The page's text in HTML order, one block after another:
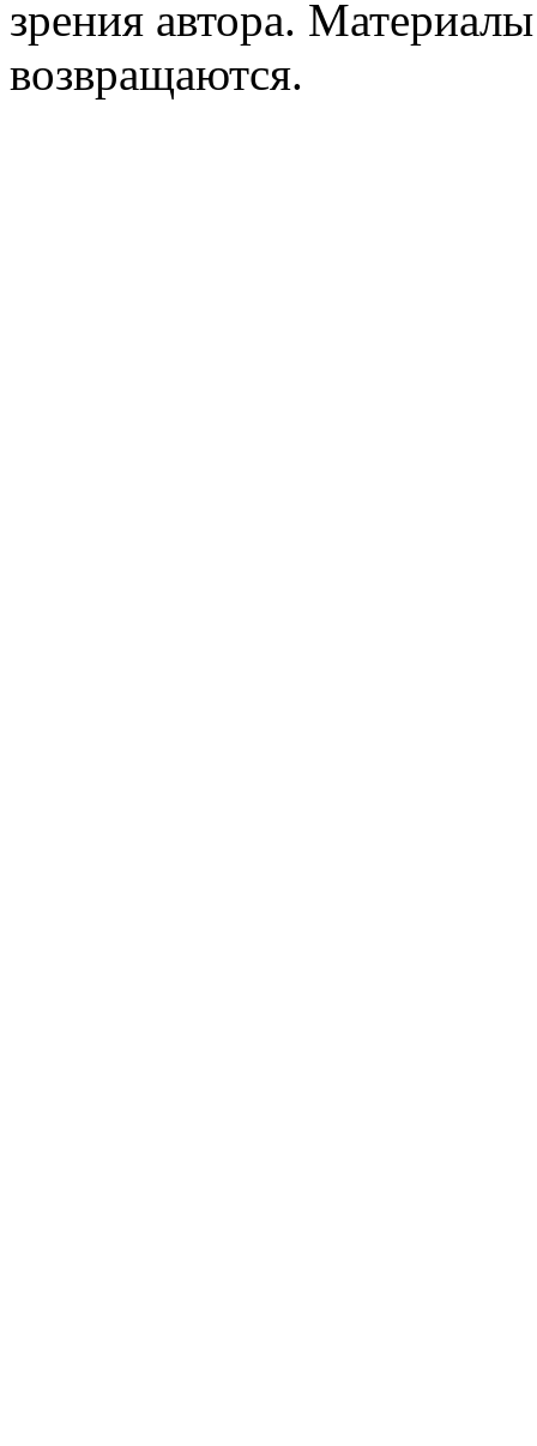
зрения автора.
возвращаются.